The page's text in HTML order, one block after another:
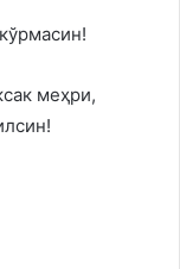
меҳри,